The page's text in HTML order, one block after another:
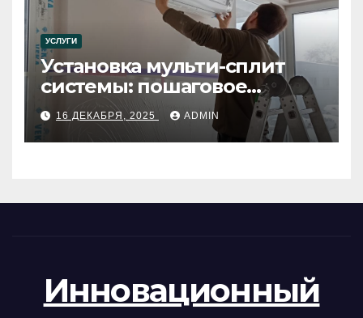
УСЛУГИ
Установка мульти-сплит
системы: пошаговое
руководство
16 ДЕКАБРЯ, 2025 ADMIN
Инновационный